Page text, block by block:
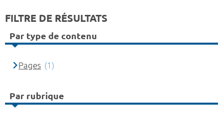
FILTRE DE RÉSULTATS
Par type de contenu
Pages (1)
Par rubrique